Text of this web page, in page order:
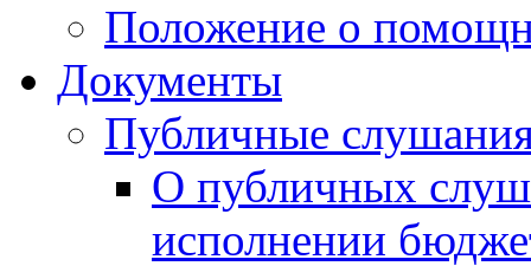
Положение о
Документы
Публичные
О публичных
исполнении